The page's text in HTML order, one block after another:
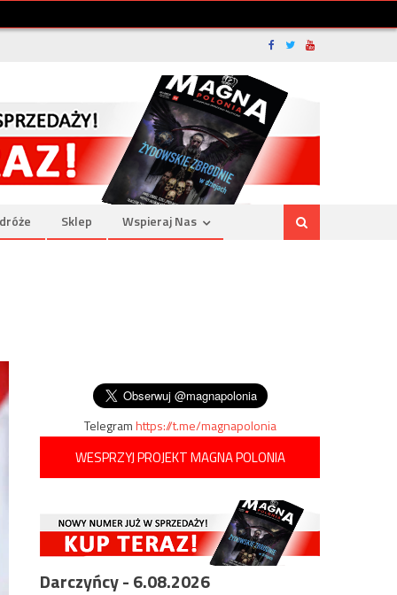
Sklep Wspieraj Nas
Telegramhttps://t.me/magnapolonia
WESPRZYJ PROJEKT MAGNA POLONIA
Darczyńcy - 6.08.2026